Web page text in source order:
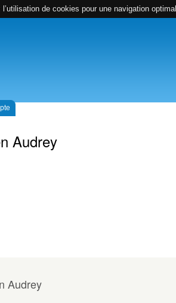
de cookies pour une navigation
Audrey
Audrey